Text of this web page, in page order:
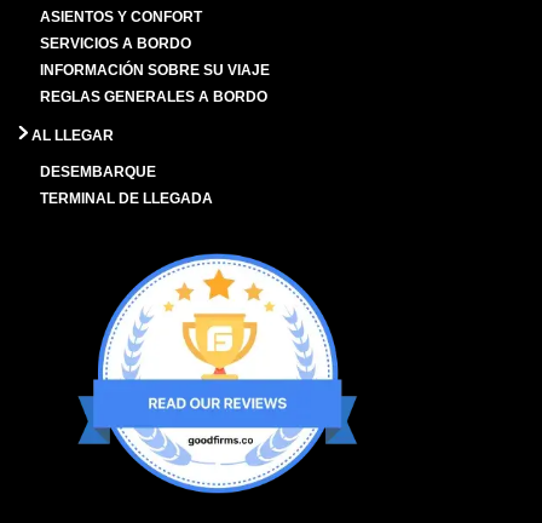
ASIENTOS Y CONFORT
SERVICIOS A BORDO
INFORMACIÓN SOBRE SU VIAJE
REGLAS GENERALES A BORDO
AL LLEGAR
DESEMBARQUE
TERMINAL DE LLEGADA